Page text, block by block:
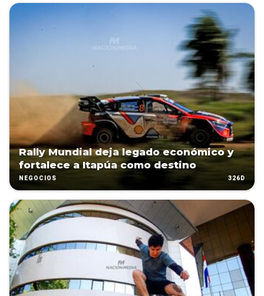
Rally Mundial deja legado económico y
fortalece a Itapúa como destino
NEGOCIOS 326D